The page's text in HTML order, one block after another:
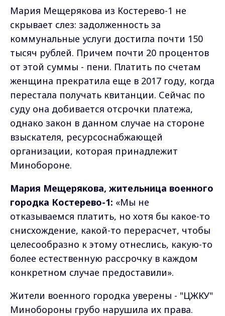
Мария Мещерякова из Костерево-1 не
скрывает слез: задолженность за
коммунальные услуги достигла почти 150
тысяч рублей. Причем почти 20 процентов
от этой суммы - пени. Платить по счетам
женщина прекратила еще в 2017 году, когда
перестала получать квитанции. Сейчас по
суду она добивается отсрочки платежа,
однако закон в данном случае на стороне
взыскателя, ресурсоснабжающей
организации, которая принадлежит
Минобороне.
Мария Мещерякова, жительница военного
городка Костерево-1: «Мы не
отказываемся платить, но хотя бы какое-то
снисхождение, какой-то перерасчет, чтобы
целесообразно к этому отнеслись, какую-то
более естественную рассрочку в каждом
конкретном случае предоставили».
Жители военного городка уверены - "ЦЖКУ"
Минобороны грубо нарушила их права.